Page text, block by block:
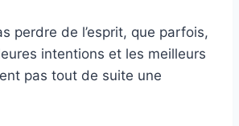
perdre de l’esprit, que parfois,
intentions et les meilleurs
pas tout de suite une